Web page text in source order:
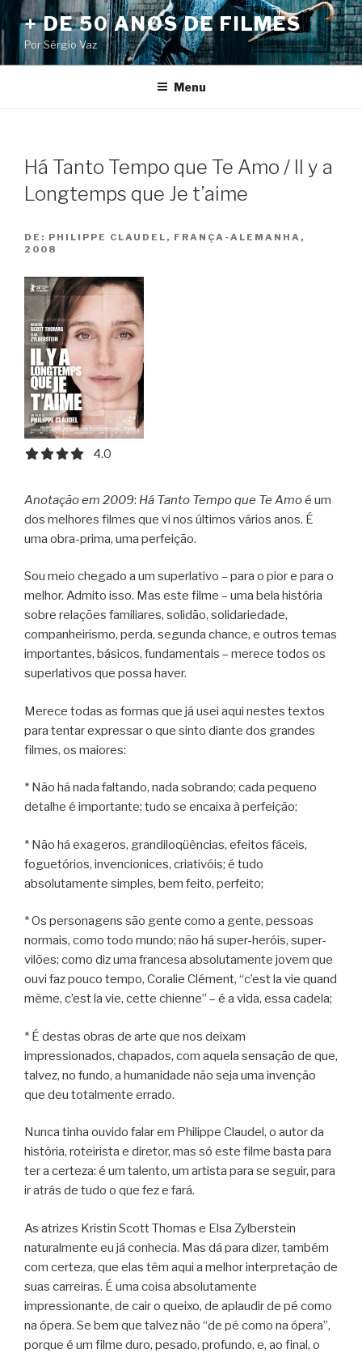
Pular
para
o
conteúdo
+ DE 50 ANOS DE FILMES
Por Sérgio Vaz
Menu
Há Tanto Tempo que Te Amo / Il y a
Longtemps que Je t’aime
DE: PHILIPPE CLAUDEL, FRANÇA-ALEMANHA,
2008
4.0 out of 5.0 stars
4.0
Anotação em 2009: Há Tanto Tempo que Te Amoé um
dos melhores filmes que vi nos últimos vários anos. É
uma obra-prima, uma perfeição.
Sou meio chegado a um superlativo – para o pior e para o
melhor. Admito isso. Mas este filme – uma bela história
sobre relações familiares, solidão, solidariedade,
companheirismo, perda, segunda chance, e outros temas
importantes, básicos, fundamentais – merece todos os
superlativos que possa haver.
Merece todas as formas que já usei aqui nestes textos
para tentar expressar o que sinto diante dos grandes
filmes, os maiores:
* Não há nada faltando, nada sobrando; cada pequeno
detalhe é importante; tudo se encaixa à perfeição;
* Não há exageros, grandiloqüências, efeitos fáceis,
foguetórios, invencionices, criativóis; é tudo
absolutamente simples, bem feito, perfeito;
* Os personagens são gente como a gente, pessoas
normais, como todo mundo; não há super-heróis, super-
vilões; como diz uma francesa absolutamente jovem que
ouvi faz pouco tempo, Coralie Clément, “c’est la vie quand
même, c’est la vie, cette chienne” – é a vida, essa cadela;
* É destas obras de arte que nos deixam
impressionados, chapados, com aquela sensação de que,
talvez, no fundo, a humanidade não seja uma invenção
que deu totalmente errado.
Nunca tinha ouvido falar em Philippe Claudel, o autor da
história, roteirista e diretor, mas só este filme basta para
ter a certeza: é um talento, um artista para se seguir, para
ir atrás de tudo o que fez e fará.
As atrizes Kristin Scott Thomas e Elsa Zylberstein
naturalmente eu já conhecia. Mas dá para dizer, também
com certeza, que elas têm aqui a melhor interpretação de
suas carreiras. É uma coisa absolutamente
impressionante, de cair o queixo, de aplaudir de pé como
na ópera. Se bem que talvez não “de pé como na ópera”,
porque é um filme duro, pesado, profundo, e, ao final, o